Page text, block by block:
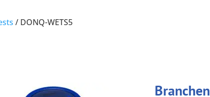
/ DONQ-WETS5
Branchen